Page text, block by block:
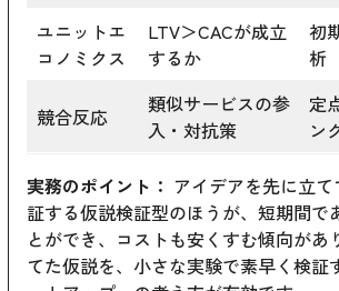
ユニットエ
コノミクス
LTV＞CACが成立
するか
初
析
競合反応
類似サービスの参
入・対抗策
定
ン
実務のポイント： アイデアを先に立
証する仮説検証型のほうが、短期間で
とができ、コストも安くすむ傾向が
てた仮説を、小さな実験で素早く検証